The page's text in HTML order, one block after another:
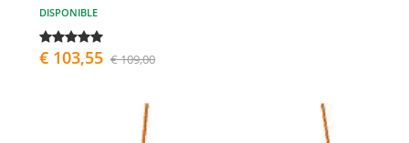
DISPONIBLE
€ 103,55 € 109,00